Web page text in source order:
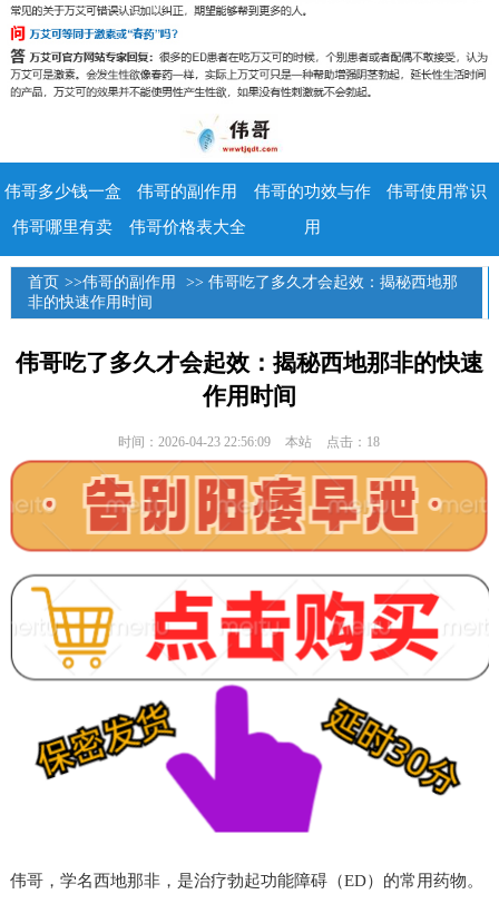
伟哥多少钱一盒 伟哥的副作用
伟哥的功效与作
用
伟哥使用常识
伟哥哪里有卖
伟哥价格表大全
首页 >>伟哥的副作用
>> 伟哥吃了多久才会起效：揭秘西地那
非的快速作用时间
伟哥吃了多久才会起效：揭秘西地那非的快速
作用时间
时间：2026-04-23 22:56:09 本站 点击：18
伟哥，学名西地那非，是治疗勃起功能障碍（ED）的常用药物。